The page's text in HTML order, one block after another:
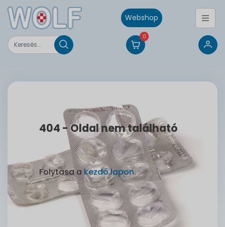
Webshop
0
404 - Oldal nem található
Folytasa akezdő lapon.